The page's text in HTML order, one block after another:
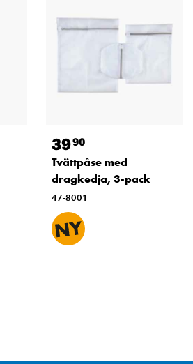
3990
Tvättpåse med
dragkedja, 3-pack
47-8001